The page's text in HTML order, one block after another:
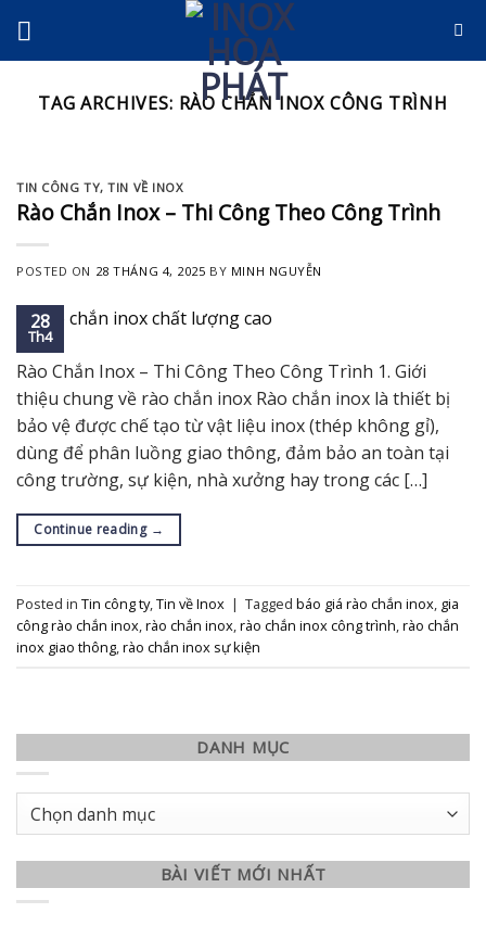
content
TAG ARCHIVES: RÀO CHẮN INOX CÔNG TRÌNH
TIN CÔNG TY,TIN VỀ INOX
Rào Chắn Inox – Thi Công Theo Công Trình
POSTED ON 28 THÁNG 4, 2025 BY MINH NGUYỄN
28
Th4
Rào Chắn Inox – Thi Công Theo Công Trình 1. Giới
thiệu chung về rào chắn inox Rào chắn inox là thiết bị
bảo vệ được chế tạo từ vật liệu inox (thép không gỉ),
dùng để phân luồng giao thông, đảm bảo an toàn tại
công trường, sự kiện, nhà xưởng hay trong các […]
Continue reading →
Posted in Tin công ty,Tin về Inox | Tagged báo giá rào chắn inox, gia
công rào chắn inox,rào chắn inox,rào chắn inox công trình,rào chắn
inox giao thông,rào chắn inox sự kiện
DANH MỤC
Danh
mục
BÀI VIẾT MỚI NHẤT